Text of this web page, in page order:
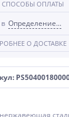
СПОСОБЫ ОПЛАТЫ
Определение...
О ДОСТАВКЕ